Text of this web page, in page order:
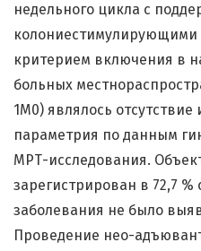
недельного цикла с
критерием включения в
больных
1M0) являлось
параметрия по данным
МРТ-исследования.
зарегистрирован в 72,7 %
заболевания не было
Проведение нео-